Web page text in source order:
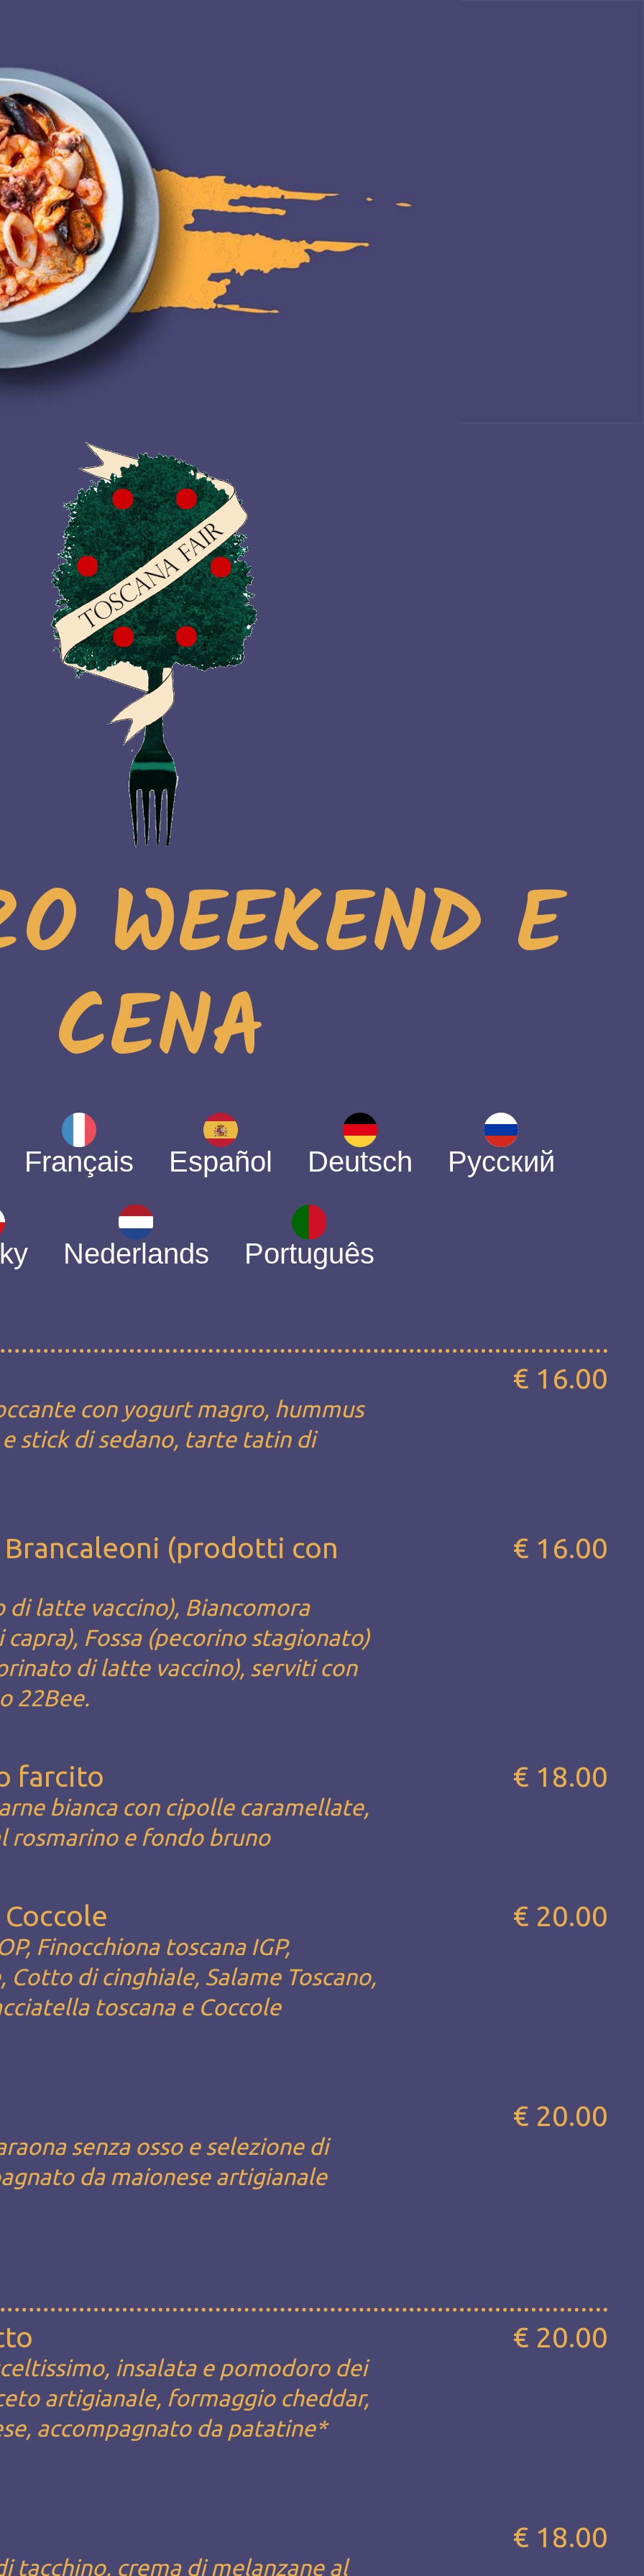
WEEKEND E
CENA
Français Español Deutsch Русский
Nederlands Português
con yogurt magro, hummus
stick di sedano, tarte tatin di
€ 16.00
(prodotti con
latte vaccino), Biancomora
Fossa (pecorino stagionato)
di latte vaccino), serviti con
22Bee.
€ 16.00
farcito
bianca con cipolle caramellate,
rosmarino e fondo bruno
€ 18.00
Finocchiona toscana IGP,
Cotto di cinghiale, Salame Toscano,
toscana e Coccole
€ 20.00
senza osso e selezione di
da maionese artigianale
€ 20.00
insalata e pomodoro dei
artigianale, formaggio cheddar,
accompagnato da patatine*
€ 20.00
tacchino, crema di melanzane al
€ 18.00